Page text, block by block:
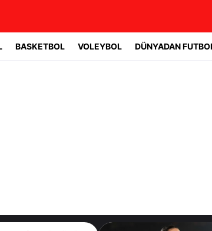
BASKETBOL VOLEYBOL DÜNYADAN